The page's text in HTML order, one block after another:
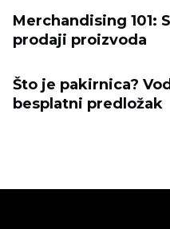
Merchandising 101:
prodaji proizvoda
Što je pakirnica?
besplatni predložak